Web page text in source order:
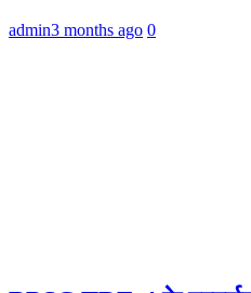
admin3 months ago 0